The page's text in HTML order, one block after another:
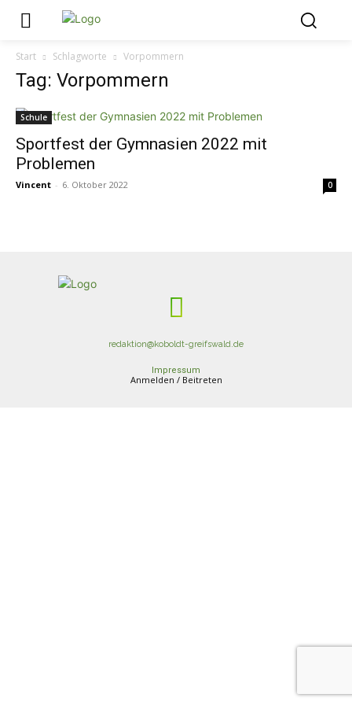
Start Schlagworte Vorpommern
Tag: Vorpommern
Schule
Sportfest der Gymnasien 2022 mit
Problemen
Vincent - 6. Oktober 2022 0
redaktion@koboldt-greifswald.de
Impressum
Anmelden / Beitreten